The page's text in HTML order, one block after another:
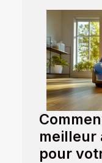
meilleur
pour